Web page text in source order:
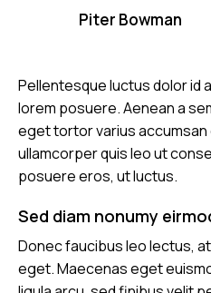
Piter Bowman
Pellentesque luctus dolor id
lorem posuere. Aenean a
eget tortor varius accumsan
ullamcorper quis leo ut
posuere eros, ut luctus.
Sed diam nonumy
Donec faucibus leo lectus,
eget. Maecenas eget